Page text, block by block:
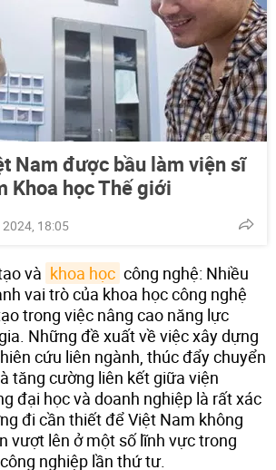
Nam được bầu làm viện sĩ
Khoa học Thế giới
18:05
và khoa học công nghệ: Nhiều
vai trò của khoa học công nghệ
trong việc nâng cao năng lực
Những đề xuất về việc xây dựng
cứu liên ngành, thúc đẩy chuyển
tăng cường liên kết giữa viện
đại học và doanh nghiệp là rất xác
đi cần thiết để Việt Nam không
vượt lên ở một số lĩnh vực trong
nghiệp lần thứ tư.